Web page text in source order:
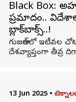
Black
ప్రమాదం..
బ్లాక్‌బాక్స్..!
గుజరాత్‌లో ఇటీవల
దేశవ్యాప్తంగా తీవ్ర
13 Jun 2025 •